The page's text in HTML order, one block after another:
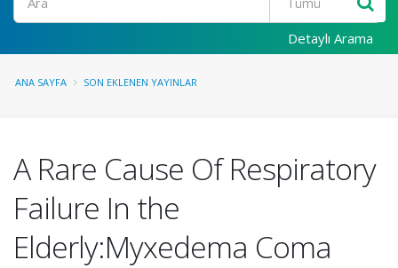
Detaylı Arama
ANA SAYFA SON EKLENEN YAYINLAR
A Rare Cause Of Respiratory
Failure In the
Elderly:Myxedema Coma